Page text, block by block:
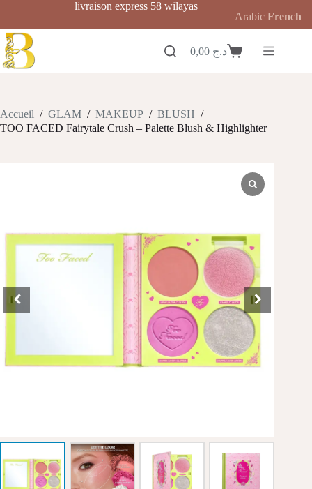
contenu
livraison express 58 wilayas
Panierد.ج
Accueil / GLAM / MAKEUP / BLUSH /
TOO FACED Fairytale Crush – Palette Blush & Highlighter
Arabic French